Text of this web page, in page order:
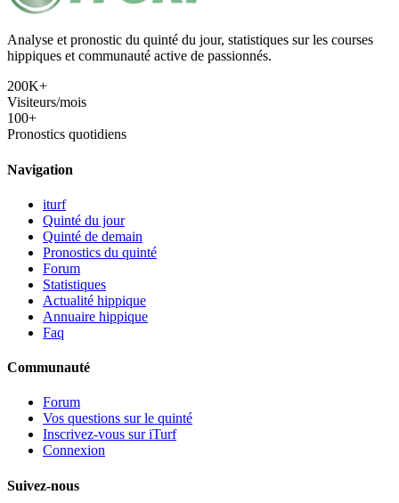
Analyse et pronostic du quinté du jour, statistiques sur les courses
hippiques et communauté active de passionnés.
200K+
Visiteurs/mois
100+
Pronostics quotidiens
Navigation
iturf
Quinté du jour
Quinté de demain
Pronostics du quinté
Forum
Statistiques
Actualité hippique
Annuaire hippique
Faq
Communauté
Forum
Vos questions sur le quinté
Inscrivez-vous sur iTurf
Connexion
Suivez-nous